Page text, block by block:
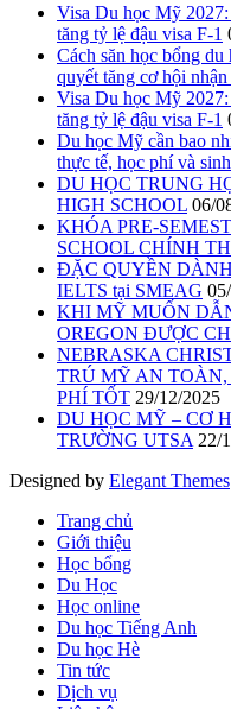
Visa Du học Mỹ
tăng tỷ lệ đậu visa F-1
Cách săn học bổng
quyết tăng cơ hội
Visa Du học Mỹ
tăng tỷ lệ đậu visa F-1
Du học Mỹ cần bao
thực tế, học phí và
DU HỌC TRUNG
HIGH SCHOOL 06/
KHÓA PRE-
SCHOOL CHÍNH
ĐẶC QUYỀN
IELTS tại SMEAG
KHI MỸ MUỐN
OREGON ĐƯỢC
NEBRASKA
TRÚ MỸ AN
PHÍ TỐT 29/12/2025
DU HỌC MỸ – CƠ
TRƯỜNG UTSA 22/
Designed by Elegant Themes
Trang chủ
Giới thiệu
Học bổng
Du Học
Học online
Du học Tiếng Anh
Du học Hè
Tin tức
Dịch vụ